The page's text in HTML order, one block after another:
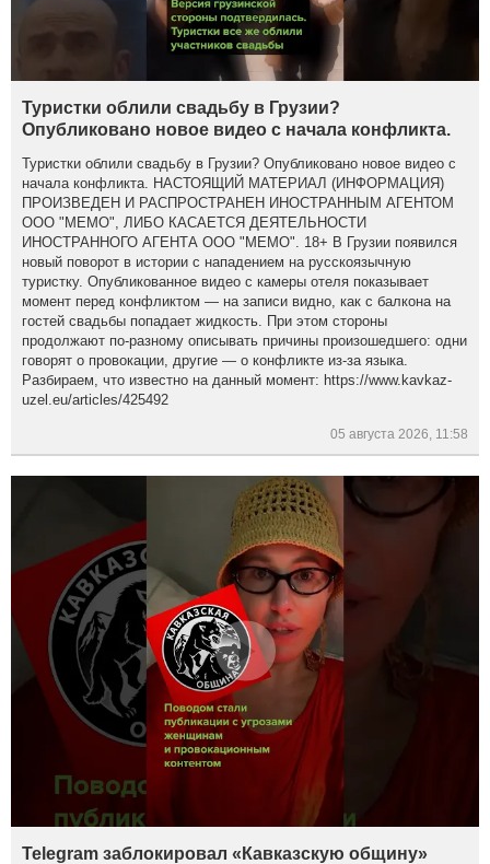
Туристки облили свадьбу в Грузии?
Опубликовано новое видео с начала конфликта.
Туристки облили свадьбу в Грузии? Опубликовано новое видео с
начала конфликта. НАСТОЯЩИЙ МАТЕРИАЛ (ИНФОРМАЦИЯ)
ПРОИЗВЕДЕН И РАСПРОСТРАНЕН ИНОСТРАННЫМ АГЕНТОМ
ООО "МЕМО", ЛИБО КАСАЕТСЯ ДЕЯТЕЛЬНОСТИ
ИНОСТРАННОГО АГЕНТА ООО "МЕМО". 18+ В Грузии появился
новый поворот в истории с нападением на русскоязычную
туристку. Опубликованное видео с камеры отеля показывает
момент перед конфликтом — на записи видно, как с балкона на
гостей свадьбы попадает жидкость. При этом стороны
продолжают по-разному описывать причины произошедшего: одни
говорят о провокации, другие — о конфликте из-за языка.
Разбираем, что известно на данный момент: https://www.kavkaz-
uzel.eu/articles/425492
05 августа 2026, 11:58
Telegram заблокировал «Кавказскую общину»